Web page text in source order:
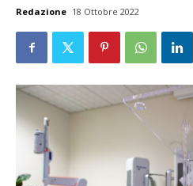
Redazione 18 Ottobre 2022